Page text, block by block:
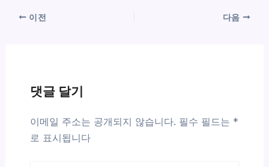
이전 다음
댓글 달기
이메일 주소는 공개되지 않습니다. 필수 필드는 *
로 표시됩니다